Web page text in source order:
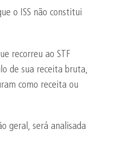
o ISS não constitui
recorreu ao STF
de sua receita bruta,
como receita ou
geral, será analisada